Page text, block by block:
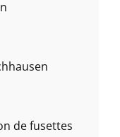
de fusettes